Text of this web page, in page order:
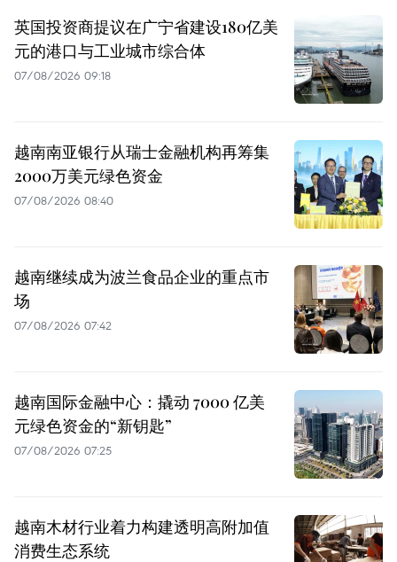
英国投资商提议在广宁省建设180亿美
元的港口与工业城市综合体
07/08/2026 09:18
越南南亚银行从瑞士金融机构再筹集
2000万美元绿色资金
07/08/2026 08:40
越南继续成为波兰食品企业的重点市
场
07/08/2026 07:42
越南国际金融中心：撬动 7000 亿美
元绿色资金的“新钥匙”
07/08/2026 07:25
越南木材行业着力构建透明高附加值
消费生态系统